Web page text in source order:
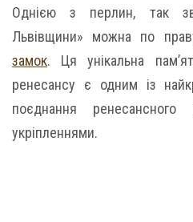
Однією з перлин, так
Львівщини» можна по
замок. Ця унікальна
ренесансу є одним із
поєднання
укріпленнями.